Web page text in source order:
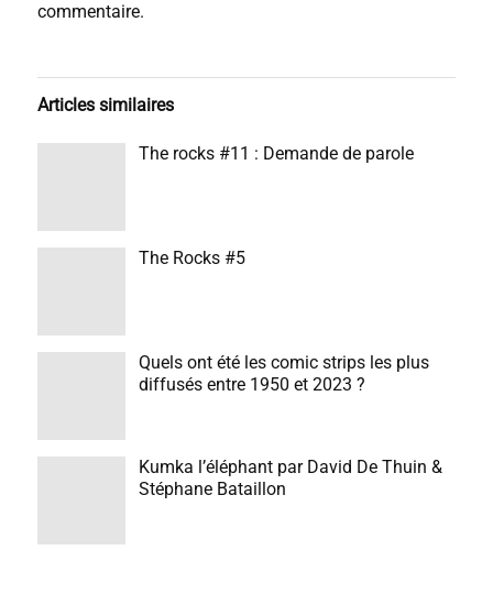
commentaire.
Articles similaires
The rocks #11 : Demande de parole
The Rocks #5
Quels ont été les comic strips les plus
diffusés entre 1950 et 2023 ?
Kumka l’éléphant par David De Thuin &
Stéphane Bataillon